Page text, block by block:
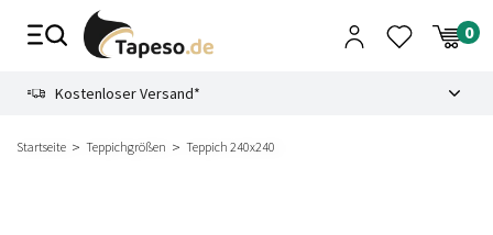
Zusammenbruch
Kostenloser Versand*
Startseite Teppichgrößen Teppich 240x240